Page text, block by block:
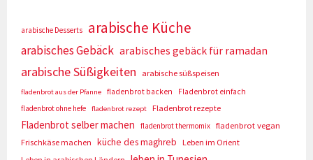
arabische Desserts arabische Küche
arabisches Gebäck arabisches gebäck für ramadan
arabische Süßigkeiten arabische süßspeisen
fladenbrot aus der Pfanne fladenbrot backen
Fladenbrot einfach
fladenbrot ohne hefe
fladenbrot rezept Fladenbrot rezepte
Fladenbrot selber machen fladenbrot thermomix fladenbrot vegan
Frischkäse machen
küche des maghreb
Leben im Orient